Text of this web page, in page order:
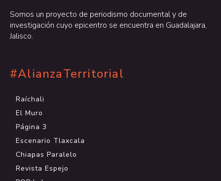
Somos un proyecto de periodismo documental y de
investigación cuyo epicentro se encuentra en Guadalajara,
Jalisco.
#AlianzaTerritorial
Raíchali
El Muro
Página 3
Escenario Tlaxcala
Chiapas Paralelo
Revista Espejo